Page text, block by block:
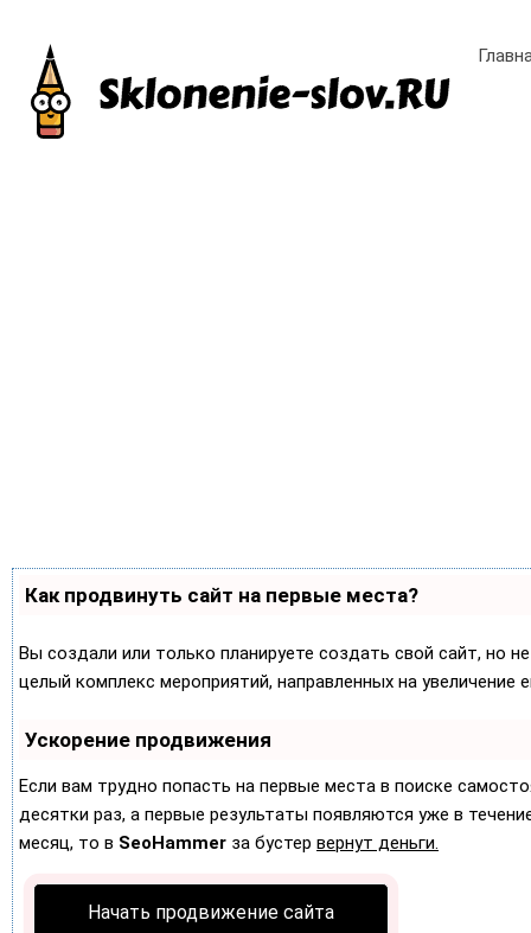
Как продвинуть сайт на первые места?
Вы создали или только планируете создать свой сайт, но
целый комплекс мероприятий, направленных на
Ускорение продвижения
Если вам трудно попасть на первые места в поиске
десятки раз, а первые результаты появляются уже в
месяц, то в SeoHammer за бустер вернут деньги.
Начать продвижение сайта